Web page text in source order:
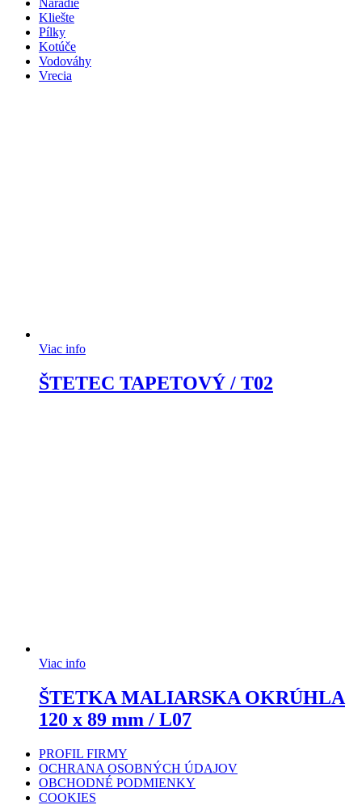
Náradie
Kliešte
Pílky
Kotúče
Vodováhy
Vrecia
Viac info
ŠTETEC TAPETOVÝ / T02
Viac info
ŠTETKA MALIARSKA OKRÚHLA
120 x 89 mm / L07
PROFIL FIRMY
OCHRANA OSOBNÝCH ÚDAJOV
OBCHODNÉ PODMIENKY
COOKIES